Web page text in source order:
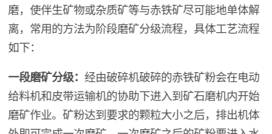
磨，使伴生矿物或杂质矿等与赤铁矿尽可能地单体解
离，常用的方法为阶段磨矿分级流程，具体工艺流程
如下：
一段磨矿分级： 经由破碎机破碎的赤铁矿粉会在电动
给料机和皮带运输机的协助下进入到矿石磨机内开始
磨矿作业。矿粉达到要求的颗粒大小之后，排出机体